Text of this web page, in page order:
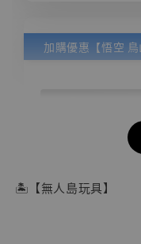
🏝【無人島玩具】